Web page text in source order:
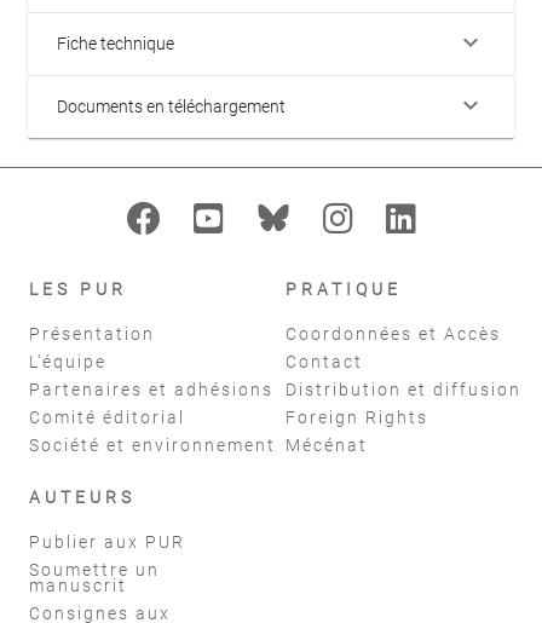
Fiche technique keyboard_arrow_down
Documents en téléchargement keyboard_arrow_down
LES PUR
Présentation
L'équipe
Partenaires et adhésions
Comité éditorial
Société et environnement
PRATIQUE
Coordonnées et Accès
Contact
Distribution et diffusion
Foreign Rights
Mécénat
AUTEURS
Publier aux PUR
Soumettre un
manuscrit
Consignes aux